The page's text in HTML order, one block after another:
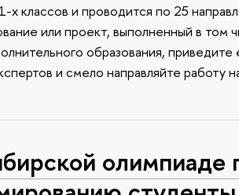
х классов и проводится по 25
или проект, выполненный в том
образования, приведите
и смело направляйте работу
олимпиаде